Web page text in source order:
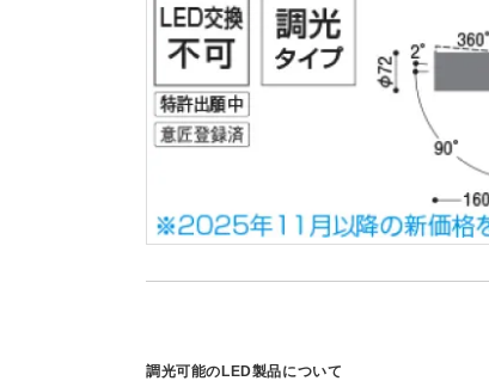
調光可能のLED製品について